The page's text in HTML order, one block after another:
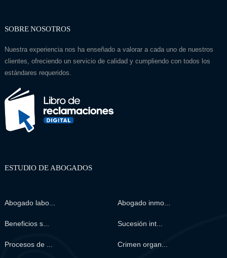
SOBRE NOSOTROS
Nuestra experiencia nos ha enseñado a valorar a cada uno de nuestros
clientes, ofreciendo un servicio de calidad y cumpliendo con todos los
estándares requeridos.
ESTUDIO DE ABOGADOS
Abogado labo... Abogado inmo...
Beneficios s... Sucesión int...
Procesos de ... Crimen organ...